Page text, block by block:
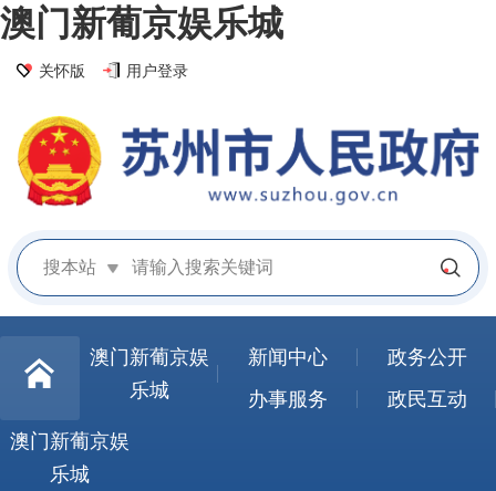
澳门新葡京娱乐城
关怀版 用户登录
搜本站
澳门新葡京娱
乐城
新闻中心
政务公开
办事服务
政民互动
澳门新葡京娱
乐城